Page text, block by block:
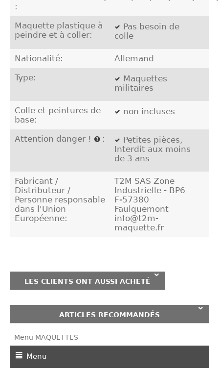
:
Maquette plastique à
peindre et à coller:
Pas besoin de
colle
Nationalité: Allemand
Type:
Maquettes
militaires
Colle et peintures de
base:
non incluses
Attention danger ! :
Petites pièces,
Interdit aux moins
de 3 ans
Fabricant /
Distributeur /
Personne responsable
dans l'Union
Européenne:
T2M SAS Zone
Industrielle - BP6
F-57380
Faulquemont
info@t2m-
maquette.fr
LES CLIENTS ONT AUSSI ACHETÉ
ARTICLES RECOMMANDÉS
Menu MAQUETTES
Menu